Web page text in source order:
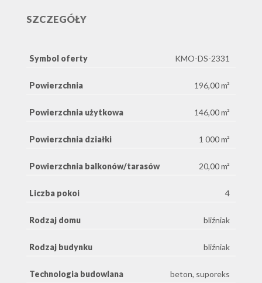
SZCZEGÓŁY
Symbol oferty KMO-DS-2331
Powierzchnia 196,00 m²
Powierzchnia użytkowa 146,00 m²
Powierzchnia działki 1 000 m²
Powierzchnia balkonów/tarasów 20,00 m²
Liczba pokoi 4
Rodzaj domu bliźniak
Rodzaj budynku bliźniak
Technologia budowlana beton, suporeks